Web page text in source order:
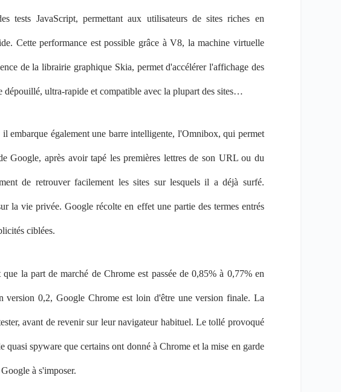
tests JavaScript, permettant aux utilisateurs de sites riches en
Cette performance est possible grâce à V8, la machine virtuelle
de la librairie graphique Skia, permet d'accélérer l'affichage des
ultra-rapide et compatible avec la plupart des sites…
embarque également une barre intelligente, l'Omnibox, qui permet
Google, après avoir tapé les premières lettres de son URL ou du
de retrouver facilement les sites sur lesquels il a déjà surfé.
la vie privée. Google récolte en effet une partie des termes entrés
ciblées.
la part de marché de Chrome est passée de 0,85% à 0,77% en
version 0,2, Google Chrome est loin d'être une version finale. La
avant de revenir sur leur navigateur habituel. Le tollé provoqué
quasi spyware que certains ont donné à Chrome et la mise en garde
à s'imposer.